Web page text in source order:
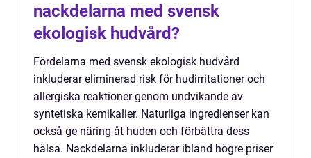
nackdelarna med svensk
ekologisk hudvård?
Fördelarna med svensk ekologisk hudvård
inkluderar eliminerad risk för hudirritationer och
allergiska reaktioner genom undvikande av
syntetiska kemikalier. Naturliga ingredienser kan
också ge näring åt huden och förbättra dess
hälsa. Nackdelarna inkluderar ibland högre priser